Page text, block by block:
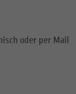
oder per Mail